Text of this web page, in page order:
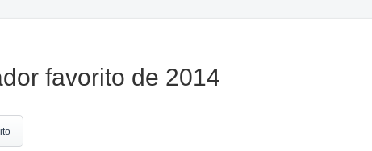
favorito de 2014